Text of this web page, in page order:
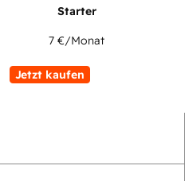
7 €/Monat
Jetzt kaufen